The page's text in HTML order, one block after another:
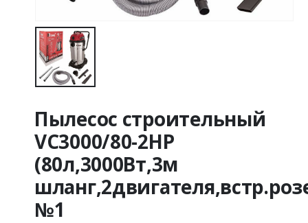
Пылесос строительный
VC3000/80-2HP
(80л,3000Вт,3м
№1